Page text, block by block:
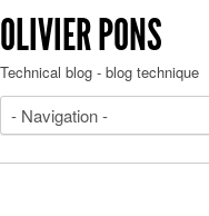
OLIVIER PONS
Technical blog - blog technique